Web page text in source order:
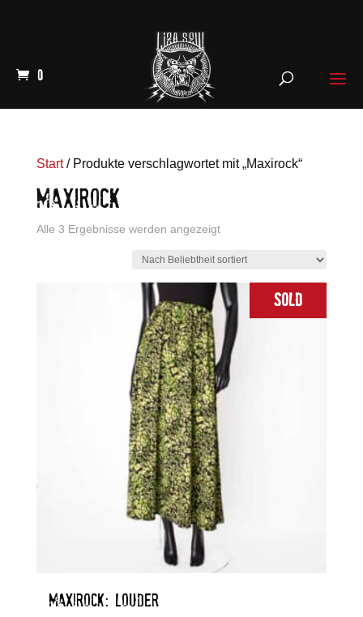
0
Start/ Produkte verschlagwortet mit „Maxirock“
MAXIROCK
Alle 3 Ergebnisse werden angezeigtNach
sortiert
Sold
MAXIROCK: LOUDER